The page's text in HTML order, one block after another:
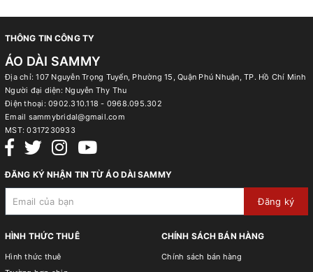
THÔNG TIN CÔNG TY
ÁO DÀI SAMMY
Địa chỉ: 107 Nguyễn Trọng Tuyển, Phường 15, Quận Phú Nhuận, TP. Hồ Chí Minh
Người đại diện: Nguyễn Thy Thu
Điện thoại: 0902.310.118 - 0968.095.302
Email sammybridal@gmail.com
MST:0317230933
ĐĂNG KÝ NHẬN TIN TỪ ÁO DÀI SAMMY
Đăng ký
HÌNH THỨC THUÊ
Hình thức thuê
CHÍNH SÁCH BÁN HÀNG
Chính sách bán hàng